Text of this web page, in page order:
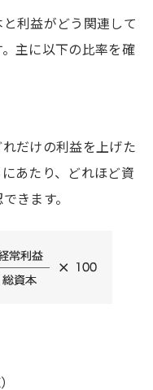
利益がどう関連して
主に以下の比率を確
だけの利益を上げた
あたり、どれほど資
きます。